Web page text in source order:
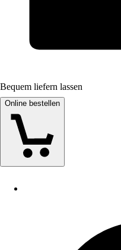
Bequem liefern lassen
Online bestellen